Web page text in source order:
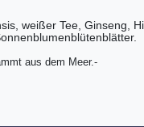
weißer Tee, Ginseng,
aus dem Meer.-